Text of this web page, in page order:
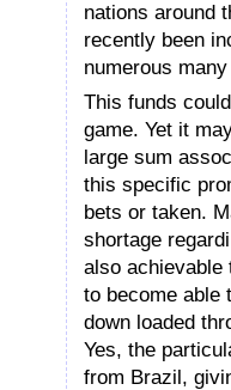
nations around
recently been
numerous
This funds
game. Yet it
large sum
this specific
bets or taken.
shortage
also achievable
to become able
down loaded
Yes, the
from Brazil,